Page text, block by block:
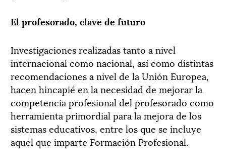
El profesorado, clave de futuro
Investigaciones realizadas tanto a nivel
internacional como nacional, así como distintas
recomendaciones a nivel de la Unión Europea,
hacen hincapié en la necesidad de mejorar la
competencia profesional del profesorado como
herramienta primordial para la mejora de los
sistemas educativos, entre los que se incluye
aquel que imparte Formación Profesional.